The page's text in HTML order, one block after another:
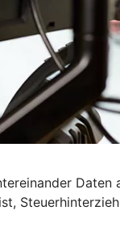
Daten